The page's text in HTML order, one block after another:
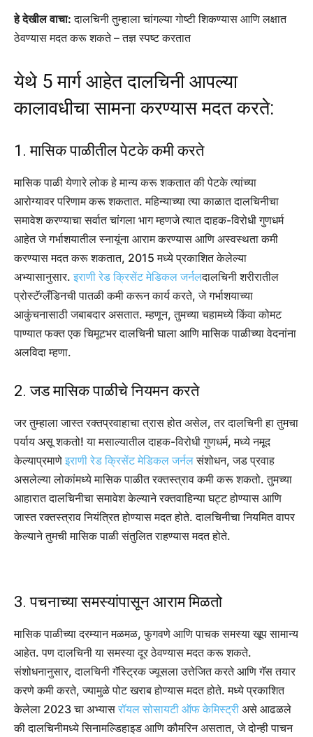
हे देखील वाचा:दालचिनी तुम्हाला चांगल्या गोष्टी शिकण्यास आणि लक्षात
ठेवण्यास मदत करू शकते – तज्ञ स्पष्ट करतात
येथे 5 मार्ग आहेत दालचिनी आपल्या
कालावधीचा सामना करण्यास मदत करते:
1. मासिक पाळीतील पेटके कमी करते
मासिक पाळी येणारे लोक हे मान्य करू शकतात की पेटके त्यांच्या
आरोग्यावर परिणाम करू शकतात. महिन्याच्या त्या काळात दालचिनीचा
समावेश करण्याचा सर्वात चांगला भाग म्हणजे त्यात दाहक-विरोधी गुणधर्म
आहेत जे गर्भाशयातील स्नायूंना आराम करण्यास आणि अस्वस्थता कमी
करण्यास मदत करू शकतात, 2015 मध्ये प्रकाशित केलेल्या
अभ्यासानुसार. इराणी रेड क्रिसेंट मेडिकल जर्नलदालचिनी शरीरातील
प्रोस्टॅग्लँडिनची पातळी कमी करून कार्य करते, जे गर्भाशयाच्या
आकुंचनासाठी जबाबदार असतात. म्हणून, तुमच्या चहामध्ये किंवा कोमट
पाण्यात फक्त एक चिमूटभर दालचिनी घाला आणि मासिक पाळीच्या वेदनांना
अलविदा म्हणा.
2. जड मासिक पाळीचे नियमन करते
जर तुम्हाला जास्त रक्तप्रवाहाचा त्रास होत असेल, तर दालचिनी हा तुमचा
पर्याय असू शकतो! या मसाल्यातील दाहक-विरोधी गुणधर्म, मध्ये नमूद
केल्याप्रमाणे इराणी रेड क्रिसेंट मेडिकल जर्नलसंशोधन, जड प्रवाह
असलेल्या लोकांमध्ये मासिक पाळीत रक्तस्त्राव कमी करू शकतो. तुमच्या
आहारात दालचिनीचा समावेश केल्याने रक्तवाहिन्या घट्ट होण्यास आणि
जास्त रक्तस्त्राव नियंत्रित होण्यास मदत होते. दालचिनीचा नियमित वापर
केल्याने तुमची मासिक पाळी संतुलित राहण्यास मदत होते.
3. पचनाच्या समस्यांपासून आराम मिळतो
मासिक पाळीच्या दरम्यान मळमळ, फुगवणे आणि पाचक समस्या खूप सामान्य
आहेत. पण दालचिनी या समस्या दूर ठेवण्यास मदत करू शकते.
संशोधनानुसार, दालचिनी गॅस्ट्रिक ज्यूसला उत्तेजित करते आणि गॅस तयार
करणे कमी करते, ज्यामुळे पोट खराब होण्यास मदत होते. मध्ये प्रकाशित
केलेला 2023 चा अभ्यास रॉयल सोसायटी ऑफ केमिस्ट्री असे आढळले
की दालचिनीमध्ये सिनामल्डिहाइड आणि कौमरिन असतात, जे दोन्ही पाचन